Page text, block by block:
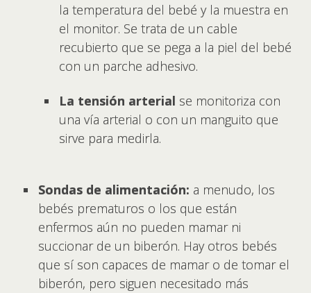
la temperatura del bebé y la muestra en
el monitor. Se trata de un cable
recubierto que se pega a la piel del bebé
con un parche adhesivo.
La tensión arterial se monitoriza con
una vía arterial o con un manguito que
sirve para medirla.
Sondas de alimentación: a menudo, los
bebés prematuros o los que están
enfermos aún no pueden mamar ni
succionar de un biberón. Hay otros bebés
que sí son capaces de mamar o de tomar el
biberón, pero siguen necesitado más